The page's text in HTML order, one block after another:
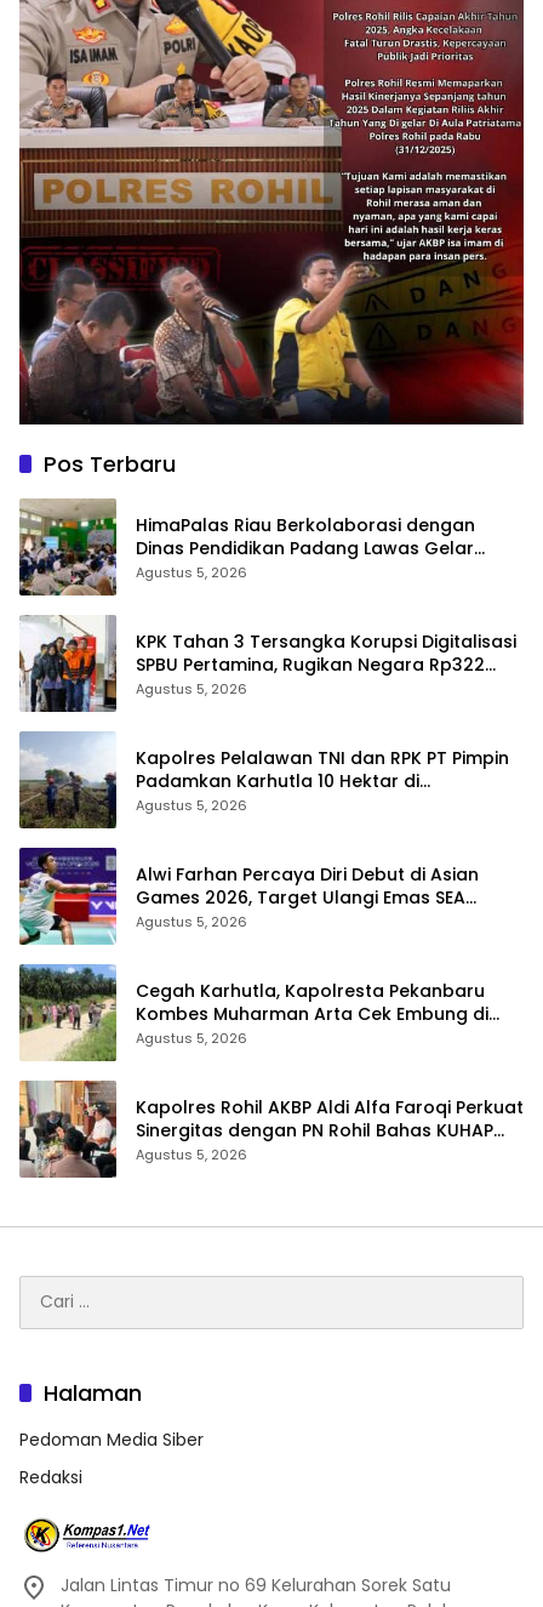
Pos Terbaru
HimaPalas Riau Berkolaborasi dengan
Dinas Pendidikan Padang Lawas Gelar
Pelatihan OSIS SMP se-Kabupaten Padang
Agustus 5, 2026
KPK Tahan 3 Tersangka Korupsi Digitalisasi
SPBU Pertamina, Rugikan Negara Rp322
Miliar
Agustus 5, 2026
Kapolres Pelalawan TNI dan RPK PT Pimpin
Padamkan Karhutla 10 Hektar di
Kerumutan, Water Bombing Diterjunkan
Agustus 5, 2026
Alwi Farhan Percaya Diri Debut di Asian
Games 2026, Target Ulangi Emas SEA
Games
Agustus 5, 2026
Cegah Karhutla, Kapolresta Pekanbaru
Kombes Muharman Arta Cek Embung di
Payung Sekaki dan Tenayan Raya
Agustus 5, 2026
Kapolres Rohil AKBP Aldi Alfa Faroqi Perkuat
Sinergitas dengan PN Rohil Bahas KUHAP
Baru
Agustus 5, 2026
untuk:
Halaman
Pedoman Media Siber
Redaksi
Jalan Lintas Timur no 69 Kelurahan Sorek Satu